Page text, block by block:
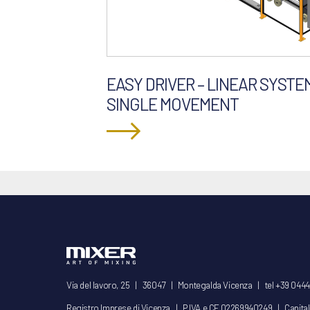
EASY DRIVER – LINEAR
SINGLE MOVEMENT
Via del lavoro, 25 | 36047 | Montegalda Vicenza | tel +39
Registro Imprese di Vicenza | P.IVA e CF 02269940249 |